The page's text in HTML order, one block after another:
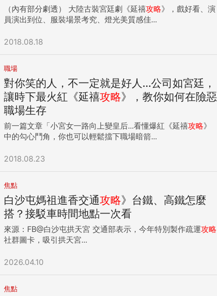
（內有部分劇透） 大陸古裝宮廷劇《延禧攻略》，戲好看、演
員演出到位、服裝場景考究、燈光美質感佳...
2018.08.18
職場
對你笑的人，不一定就是好人...公司如宮廷，
讓時下最火紅《延禧攻略》，教你如何在險惡
職場生存
前一篇文章「小宮女一路向上變皇后...看懂爆紅《延禧攻略》
中的勾心鬥角，你也可以輕鬆擋下職場暗箭...
2018.08.23
焦點
白沙屯媽祖進香交通攻略》台鐵、高鐵怎麼
搭？接駁車時間地點一次看
來源：FB@白沙屯拱天宮 交通部表示，今年特別製作疏運攻略
社群圖卡，吸引拱天宮...
2026.04.10
焦點